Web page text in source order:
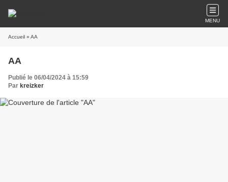
MENU
Accueil » AA
AA
Publié le 06/04/2024 à 15:59
Par kreizker